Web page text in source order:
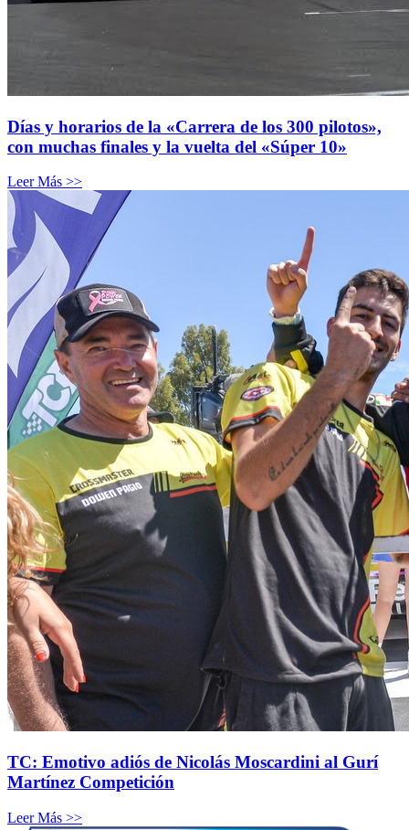
Días y horarios de la «Carrera de los 300 pilotos»,
con muchas finales y la vuelta del «Súper 10»
Leer Más >>
TC: Emotivo adiós de Nicolás Moscardini al Gurí
Martínez Competición
Leer Más >>